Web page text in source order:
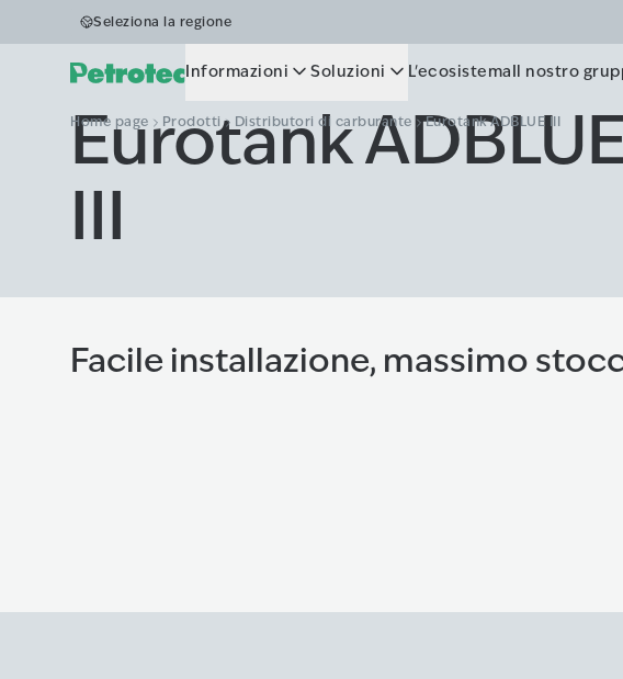
Seleziona la regione
Informazioni Soluzioni L'ecosistemaIl nostro
Home page Prodotti Distributori di carburante Eurotank ADBLUE III
Eurotank
III
Facile installazione, massimo